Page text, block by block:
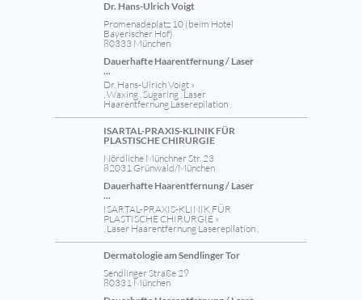
Dr. Hans-Ulrich Voigt
Promenadeplatz 10 (beim Hotel
Bayerischer Hof)
80333 München
Dauerhafte Haarentfernung / Laser
...
Dr. Hans-Ulrich Voigt »
, Waxing , Sugaring , Laser
Haarentfernung Laserepilation ,
ISARTAL-PRAXIS-KLINIK FÜR
PLASTISCHE CHIRURGIE
Nördliche Münchner Str. 23
82031 Grünwald/München
Dauerhafte Haarentfernung / Laser
...
ISARTAL-PRAXIS-KLINIK FÜR
PLASTISCHE CHIRURGIE »
, Laser Haarentfernung Laserepilation ,
Dermatologie am Sendlinger Tor
Sendlinger Straße 29
80331 München